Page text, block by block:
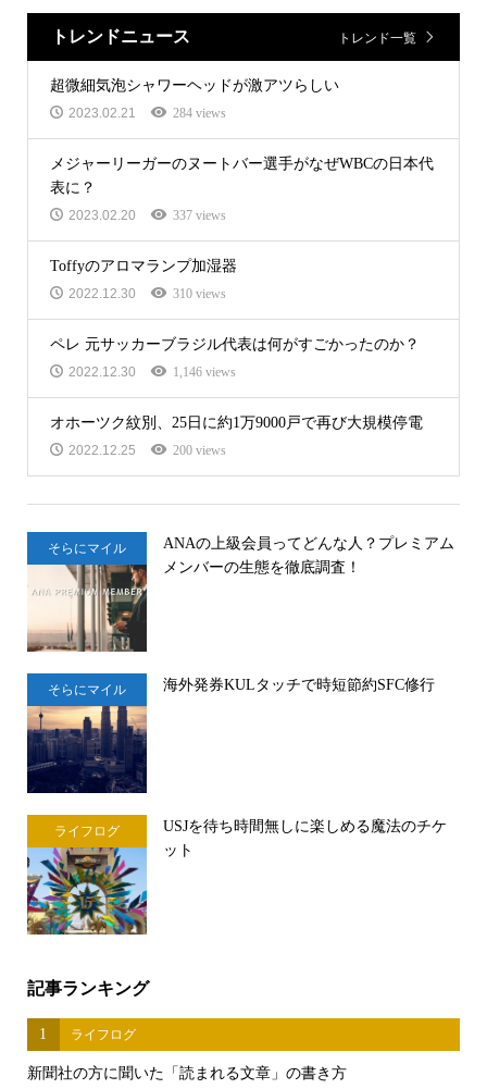
トレンドニュース トレンド一覧
超微細気泡シャワーヘッドが激アツらしい
2023.02.21 284 views
メジャーリーガーのヌートバー選手がなぜWBCの日本代
表に？
2023.02.20 337 views
Toffyのアロマランプ加湿器
2022.12.30 310 views
ペレ 元サッカーブラジル代表は何がすごかったのか？
2022.12.30 1,146 views
オホーツク紋別、25日に約1万9000戸で再び大規模停電
2022.12.25 200 views
そらにマイル
ANAの上級会員ってどんな人？プレミアム
メンバーの生態を徹底調査！
そらにマイル 海外発券KULタッチで時短節約SFC修行
ライフログ
USJを待ち時間無しに楽しめる魔法のチケ
ット
記事ランキング
1 ライフログ
新聞社の方に聞いた「読まれる文章」の書き方